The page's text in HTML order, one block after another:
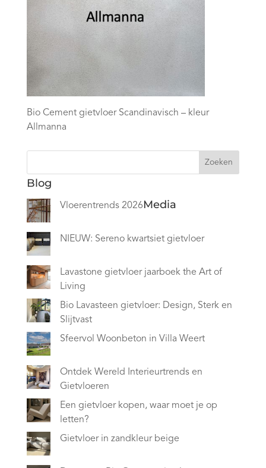
Bio Cement gietvloer Scandinavisch – kleur
Allmanna
Zoeken
Blog
Vloerentrends 2026
NIEUW: Sereno kwartsiet gietvloer
Lavastone gietvloer jaarboek the Art of
Living
Bio Lavasteen gietvloer: Design, Sterk en
Slijtvast
Sfeervol Woonbeton in Villa Weert
Ontdek Wereld Interieurtrends en
Gietvloeren
Een gietvloer kopen, waar moet je op
letten?
Gietvloer in zandkleur beige
Media